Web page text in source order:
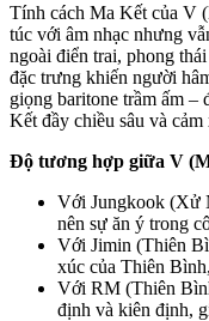
Tính cách Ma Kết của V
túc với âm nhạc nhưng
ngoài điển trai, phong
đặc trưng khiến người
giọng baritone trầm ấm –
Kết đầy chiều sâu và cảm
Độ tương hợp giữa V
Với Jungkook (Xử
nên sự ăn ý trong
Với Jimin (Thiên
xúc của Thiên
Với RM (Thiên
định và kiên định,